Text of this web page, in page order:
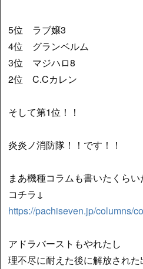
5位 ラブ嬢3
4位 グランベルム
3位 マジハロ8
2位 C.Cカレン
そして第1位！！
炎炎ノ消防隊！！です！！
まあ機種コラムも書いたくらい
コチラ↓
https://pachiseven.jp/columns/
アドラバーストもやれたし
理不尽に耐えた後に解放された